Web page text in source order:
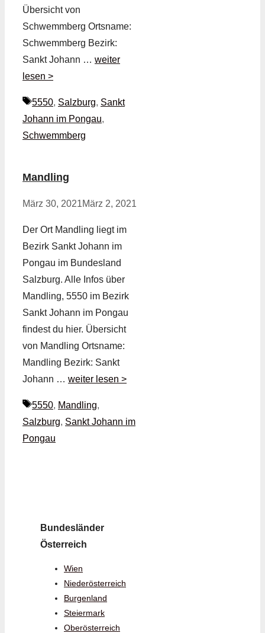
Übersicht von
Schwemmberg Ortsname:
Schwemmberg Bezirk:
Sankt Johann … weiter
lesen >
Schlagwörter
5550, Salzburg, Sankt
Johann im Pongau,
Schwemmberg
Mandling
März 30, 2021März 2, 2021
Der Ort Mandling liegt im
Bezirk Sankt Johann im
Pongau im Bundesland
Salzburg. Alle Infos über
Mandling, 5550 im Bezirk
Sankt Johann im Pongau
findest du hier. Übersicht
von Mandling Ortsname:
Mandling Bezirk: Sankt
Johann … weiter lesen >
Schlagwörter
5550, Mandling,
Salzburg, Sankt Johann im
Pongau
Bundesländer
Österreich
Wien
Niederösterreich
Burgenland
Steiermark
Oberösterreich